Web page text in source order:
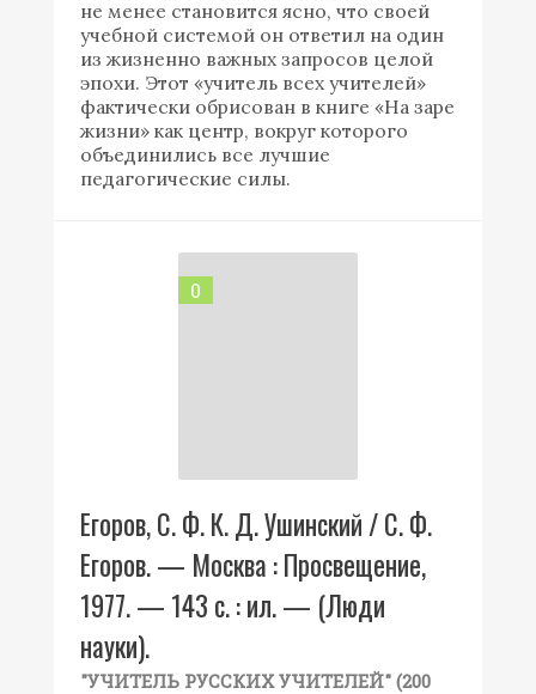
не менее становится ясно, что своей
учебной системой он ответил на один
из жизненно важных запросов целой
эпохи. Этот «учитель всех учителей»
фактически обрисован в книге «На заре
жизни» как центр, вокруг которого
объединились все лучшие
педагогические силы.
0
Егоров, С. Ф. К. Д. Ушинский / С. Ф.
Егоров. — Москва : Просвещение,
1977. — 143 с. : ил. — (Люди
науки).
"УЧИТЕЛЬ РУССКИХ УЧИТЕЛЕЙ" (200